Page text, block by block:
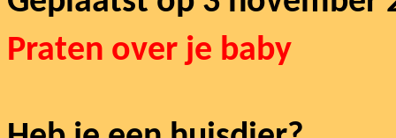
Praten over je baby